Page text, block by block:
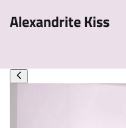
Alexandrite Kiss